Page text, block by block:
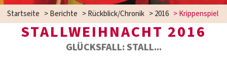
Startseite >Berichte >Rückblick/Chronik >2016 >Krippenspiel
STALLWEIHNACHT 2016
GLÜCKSFALL: STALL...